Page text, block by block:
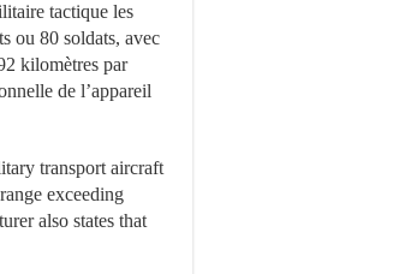
tactique les
ou 80 soldats, avec
kilomètres par
de l’appareil
transport aircraft
exceeding
also states that